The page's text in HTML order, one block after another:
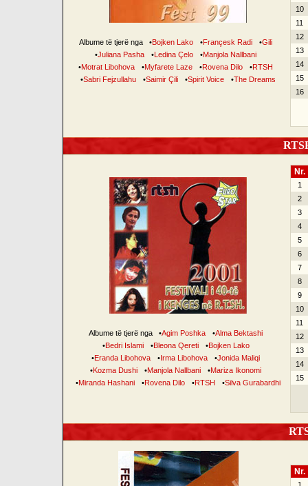
Albume të tjerë nga •Bojken Lako •Françesk Radi •Gili
•Juliana Pasha •Ledina Çelo •Manjola Nallbani
•Motrat Libohova •Myfarete Laze •Rovena Dilo •RTSH
•Sabri Fejzullahu •Saimir Çili •Spirit Voice •The Dreams
10
11
12
13
14
15
16
Albume të tjerë nga •Agim Poshka •Alma Bektashi
•Bedri Islami •Bleona Qereti •Bojken Lako
•Eranda Libohova •Irma Libohova •Jonida Maliqi
•Kozma Dushi •Manjola Nallbani •Mariza Ikonomi
•Miranda Hashani •Rovena Dilo •RTSH •Silva Gurabardhi
Nr.
1
2
3
4
5
6
7
8
9
10
11
12
13
14
15
Nr.